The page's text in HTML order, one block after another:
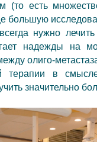
(то есть
большую
нужно
надежды на
олиго-
терапии в
значительно